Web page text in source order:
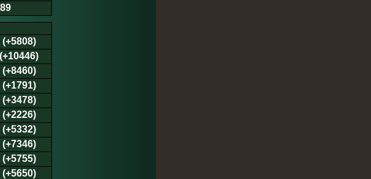
(+5808)
(+1791)
(+3478)
(+5332)
(+7346)
(+5755)
(+5650)